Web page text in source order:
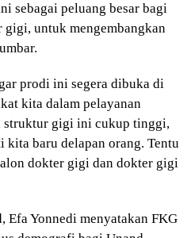
sebagai peluang besar bagi
untuk mengembangkan
prodi ini segera dibuka di
kita dalam pelayanan
struktur gigi ini cukup tinggi,
kita baru delapan orang. Tentu
dokter gigi dan dokter gigi
Efa Yonnedi menyatakan FKG